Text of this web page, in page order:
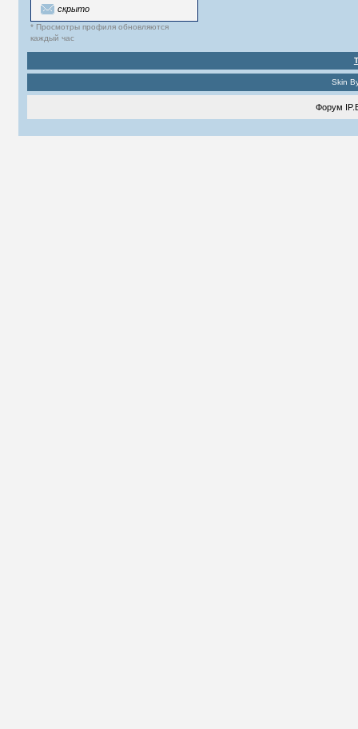
скрыто
* Просмотры профиля обновляются
каждый час
Skin
Форум